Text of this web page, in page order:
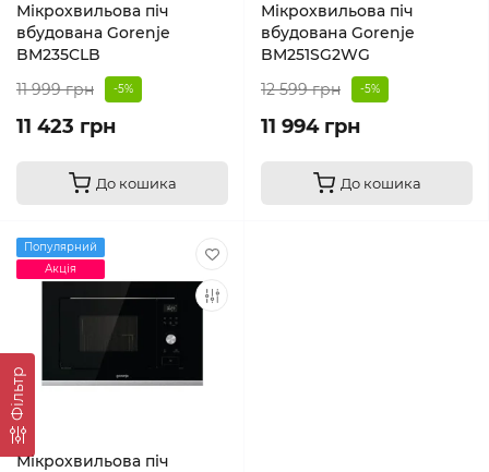
Фільтр
Мікрохвильова піч
вбудована Gorenje
BM235CLB
11 999 грн
-5%
11 423 грн
До кошика
Мікрохвильова піч
вбудована Gorenje
BM251SG2WG
12 599 грн
-5%
11 994 грн
До кошика
Популярний
Акція
Мікрохвильова піч